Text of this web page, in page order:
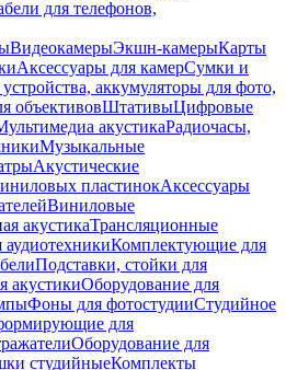
для телефонов,
ВидеокамерыЭкшн-камерыКарты
Аксессуары для камерСумки и
аккумуляторы для фото,
объективовШтативыЦифровые
акустикаРадиочасы,
Музыкальные
Акустические
пластинокАксессуары
Виниловые
акустикаТрансляционные
аудиотехникиКомплектующие для
Подставки, стойки для
акустикиОборудование для
Фоны для фотостудииСтудийное
для
Оборудование для
студийныеКомплекты